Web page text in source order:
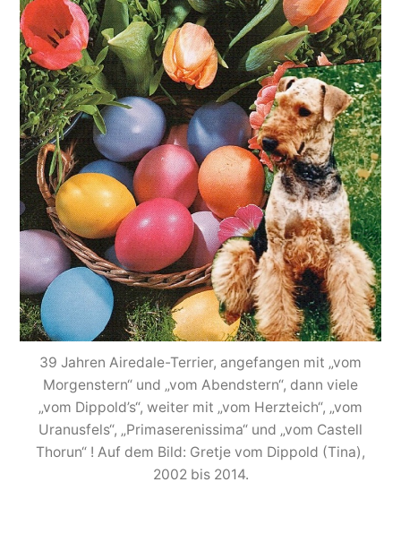
39 Jahren Airedale-Terrier, angefangen mit „vom
Morgenstern“ und „vom Abendstern“, dann viele
„vom Dippold’s“, weiter mit „vom Herzteich“, „vom
Uranusfels“, „Primaserenissima“ und „vom Castell
Thorun“ ! Auf dem Bild: Gretje vom Dippold (Tina),
2002 bis 2014.